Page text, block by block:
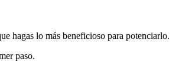
hagas lo más beneficioso para potenciarlo.
paso.